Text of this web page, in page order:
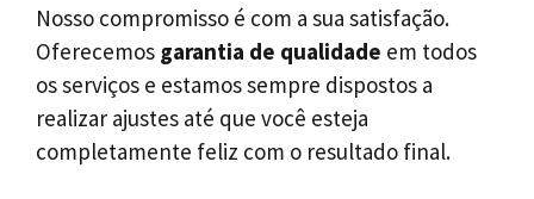
Nosso compromisso é com a sua satisfação.
Oferecemos garantia de qualidade em todos
os serviços e estamos sempre dispostos a
realizar ajustes até que você esteja
completamente feliz com o resultado final.